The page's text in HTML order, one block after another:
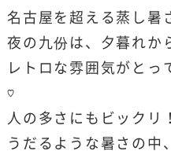
名古屋を超える蒸し暑
夜の九份は、夕暮れか
レトロな雰囲気がと
♡
人の多さにもビックリ
うだるような暑さの中